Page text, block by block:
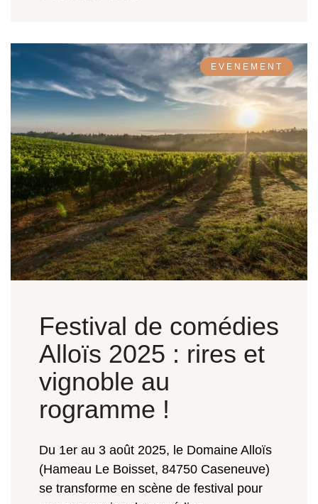
EVENEMENT
Festival de comédies
Alloïs 2025 : rires et
vignoble au
rogramme !
Du 1er au 3 août 2025, le Domaine Alloïs
(Hameau Le Boisset, 84750 Caseneuve)
se transforme en scène de festival pour